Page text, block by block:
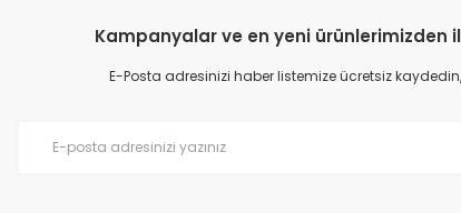
Ürün fiyatı diğer sitelerden daha pahalı.
Bu ürüne benzer farklı alternatifler olmalı.
Kampanyalar ve en yeni ürünlerimizden
E-Posta adresinizi haber listemize ücretsiz